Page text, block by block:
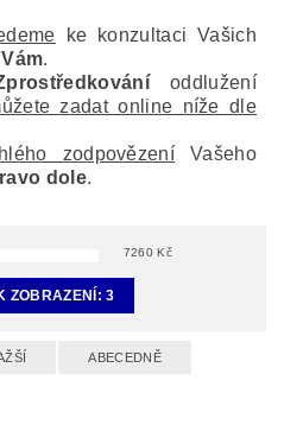
ke konzultaci Vašich
Vám.
oddlužení
zadat online níže dle
zodpovězení Vašeho
dole.
7260 Kč
ZOBRAZENÍ:3
ABECEDNĚ